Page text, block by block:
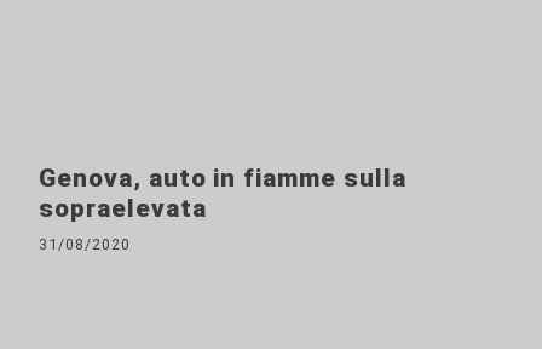
Genova, auto in fiamme sulla
sopraelevata
31/08/2020